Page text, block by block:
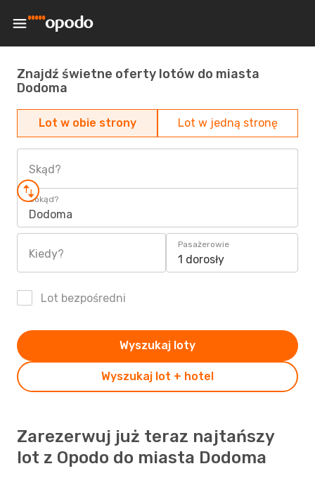
Znajdź świetne oferty lotów do miasta
Dodoma
Lot w obie strony Lot w jedną stronę
Skąd?
Dokąd?
Dodoma
Kiedy?
Pasażerowie
1 dorosły
Lot bezpośredni
Wyszukaj lot + hotel
Wyszukaj loty
Zarezerwuj już teraz najtańszy
lot z Opodo do miasta Dodoma